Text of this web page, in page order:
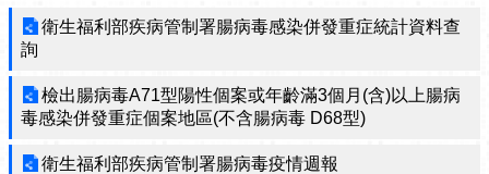
衛生福利部疾病管制署腸病毒感染併發重症統計資料查
詢
檢出腸病毒A71型陽性個案或年齡滿3個月(含)以上腸病
毒感染併發重症個案地區(不含腸病毒 D68型)
衛生福利部疾病管制署腸病毒疫情週報